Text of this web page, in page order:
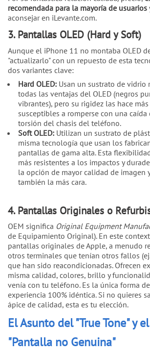
recomendada para la mayoría de usuarios
aconsejar en iLevante.com.
3. Pantallas OLED (Hard y Soft)
Aunque el iPhone 11 no montaba OLED
"actualizarlo" con un repuesto de esta
dos variantes clave:
Hard OLED:Usan un sustrato de vidrio
todas las ventajas del OLED (negros
vibrantes), pero su rigidez las hace
susceptibles a romperse con una
torsión del chasis del teléfono.
Soft OLED:Utilizan un sustrato de
misma tecnología que usan los
pantallas de gama alta. Esta
más resistentes a los impactos y
la opción de mayor calidad de imagen
también la más cara.
4. Pantallas Originales o
OEM significa Original Equipment
de Equipamiento Original). En este
pantallas originales de Apple, a menudo
otros terminales que tenían otros fallos
que han sido reacondicionadas. Ofrecen
misma calidad, colores, brillo y
venía con tu teléfono. Es la única forma
experiencia 100% idéntica. Si no quieres
ápice de calidad, esta es tu elección.
El Asunto del "True Tone" y
"Pantalla no Genuina"